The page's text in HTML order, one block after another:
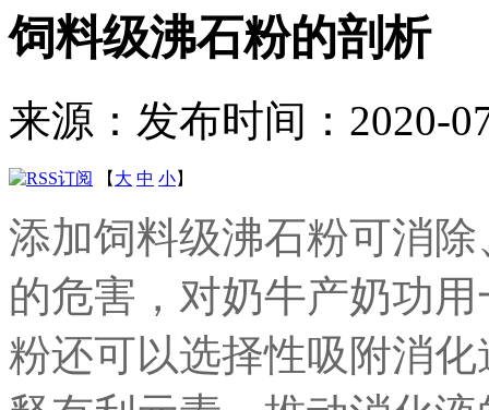
饲料级沸石粉的剖析
来源： 发布时间：2020-
【 大 中 小】
添加饲料级沸石粉可消
的危害，对奶牛产奶功
粉还可以选择性吸附消